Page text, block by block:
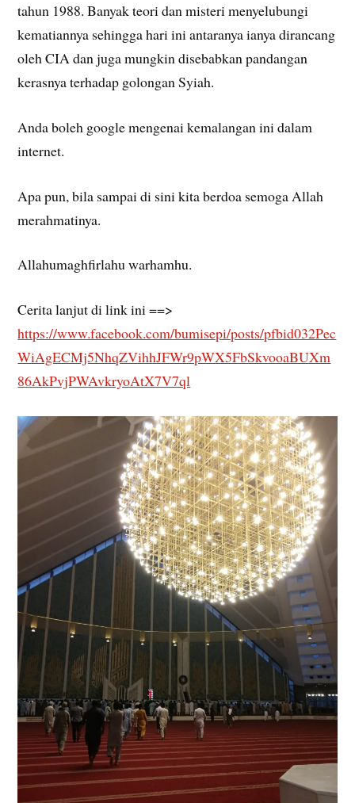
tahun 1988. Banyak teori dan misteri menyelubungi
kematiannya sehingga hari ini antaranya ianya dirancang
oleh CIA dan juga mungkin disebabkan pandangan
kerasnya terhadap golongan Syiah.
Anda boleh google mengenai kemalangan ini dalam
internet.
Apa pun, bila sampai di sini kita berdoa semoga Allah
merahmatinya.
Allahumaghfirlahu warhamhu.
Cerita lanjut di link ini ==>
https://www.facebook.com/bumisepi/posts/pfbid032Pec
WiAgECMj5NhqZVihhJFWr9pWX5FbSkvooaBUXm
86AkPvjPWAvkryoAtX7V7ql